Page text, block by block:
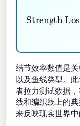
结节效率数值是
以及鱼线类型。
者拉力测试数据
线和编织线上的
来反映现实世界中